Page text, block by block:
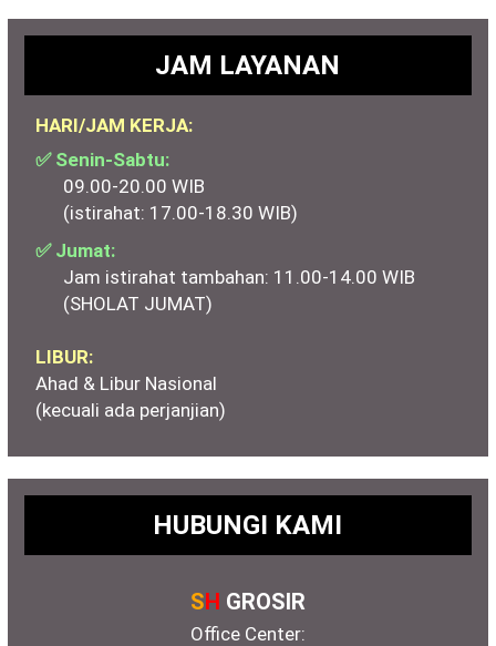
JAM LAYANAN
HARI/JAM KERJA:
✅ Senin-Sabtu:
09.00-20.00 WIB
(istirahat: 17.00-18.30 WIB)
✅ Jumat:
Jam istirahat tambahan: 11.00-14.00 WIB
(SHOLAT JUMAT)
LIBUR:
Ahad & Libur Nasional
(kecuali ada perjanjian)
HUBUNGI KAMI
SH GROSIR
Office Center: